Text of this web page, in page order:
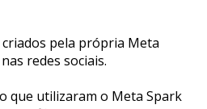
pela própria Meta
redes sociais.
que utilizaram o Meta Spark